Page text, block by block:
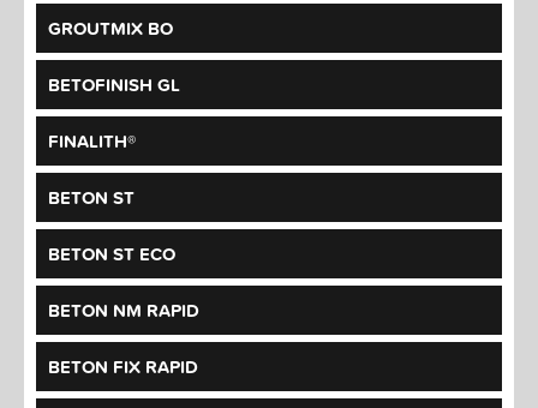
GROUTMIX BO
BETOFINISH GL
FINALITH®
BETON ST
BETON ST ECO
BETON NM RAPID
BETON FIX RAPID